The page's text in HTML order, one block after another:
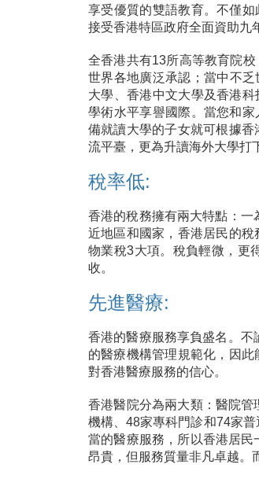
享受優質的雙語教育。不僅
接受香港特區政府全面資助九
全香港共有13所高等教育院
世界各地廣泛承認；當中不
大學、香港中文大學及香港
學術水平享譽國際。當您和
備就讀大學的子女就可根據
流平臺，更為升讀海外大學打
稅率低:
香港的稅務擁有兩大特點：
近地區和國家，香港居民的
物業稅3大項。稅負輕微，更
收。
先進醫療:
香港的醫療服務享負盛名。
的醫療機構管理規範化，因
對香港醫療服務的信心。
香港醫院分為兩大類：醫院
機構、48家專科門診和74家
當的醫療服務，所以香港居
昂貴，但服務質量非凡卓越。